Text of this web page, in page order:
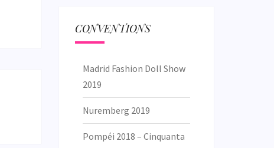
CONVENTIONS
Madrid Fashion Doll Show
2019
Nuremberg 2019
Pompéi 2018 – Cinquanta